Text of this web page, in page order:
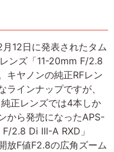
12日に発表されたタム
ンズ「11-20mm F/2.8
ヤノンの純正RFレン
インナップですが、
正レンズでは4本しか
から発売になったAPS-
2.8 Di III-A RXD」
放F値F2.8の広角ズーム